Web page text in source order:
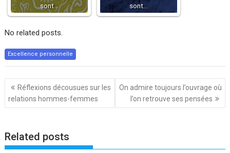
sont…
sont…
No related posts.
Excellence personnelle
Navigation
de
l’article
Réflexions décousues sur les
relations hommes-femmes
On admire toujours l’ouvrage où
l’on retrouve ses pensées
Related posts